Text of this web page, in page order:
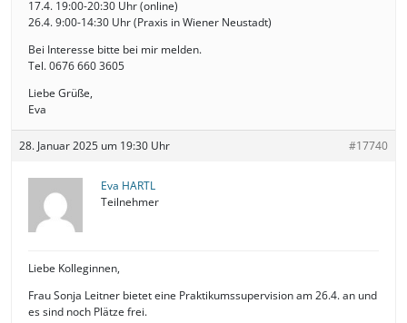
17.4. 19:00-20:30 Uhr (online)
26.4. 9:00-14:30 Uhr (Praxis in Wiener Neustadt)
Bei Interesse bitte bei mir melden.
Tel. 0676 660 3605
Liebe Grüße,
Eva
28. Januar 2025 um 19:30 Uhr #17740
Eva HARTL
Teilnehmer
Liebe Kolleginnen,
Frau Sonja Leitner bietet eine Praktikumssupervision am 26.4. an und
es sind noch Plätze frei.